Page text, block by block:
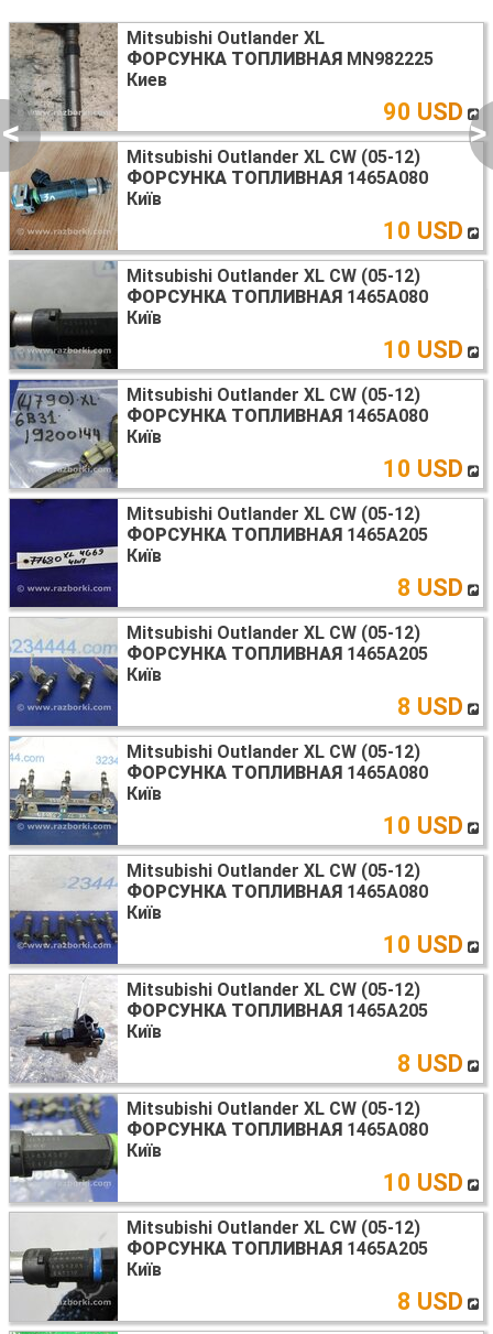
< >
Mitsubishi Outlander XL
ФОРСУНКА ТОПЛИВНАЯ MN982225
Киев
90 USD
Mitsubishi Outlander XL CW (05-12)
ФОРСУНКА ТОПЛИВНАЯ 1465A080
Київ
10 USD
Mitsubishi Outlander XL CW (05-12)
ФОРСУНКА ТОПЛИВНАЯ 1465A080
Київ
10 USD
Mitsubishi Outlander XL CW (05-12)
ФОРСУНКА ТОПЛИВНАЯ 1465A080
Київ
10 USD
Mitsubishi Outlander XL CW (05-12)
ФОРСУНКА ТОПЛИВНАЯ 1465A205
Київ
8 USD
Mitsubishi Outlander XL CW (05-12)
ФОРСУНКА ТОПЛИВНАЯ 1465A205
Київ
8 USD
Mitsubishi Outlander XL CW (05-12)
ФОРСУНКА ТОПЛИВНАЯ 1465A080
Київ
10 USD
Mitsubishi Outlander XL CW (05-12)
ФОРСУНКА ТОПЛИВНАЯ 1465A080
Київ
10 USD
Mitsubishi Outlander XL CW (05-12)
ФОРСУНКА ТОПЛИВНАЯ 1465A205
Київ
8 USD
Mitsubishi Outlander XL CW (05-12)
ФОРСУНКА ТОПЛИВНАЯ 1465A080
Київ
10 USD
Mitsubishi Outlander XL CW (05-12)
ФОРСУНКА ТОПЛИВНАЯ 1465A205
Київ
8 USD